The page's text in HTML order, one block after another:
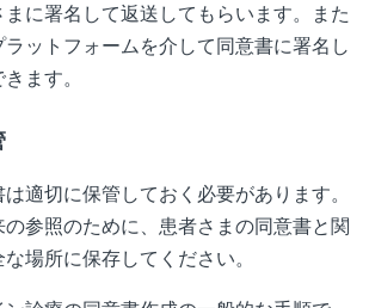
に署名して返送してもらいます。また
ットフォームを介して同意書に署名し
ます。
適切に保管しておく必要があります。
参照のために、患者さまの同意書と関
場所に保存してください。